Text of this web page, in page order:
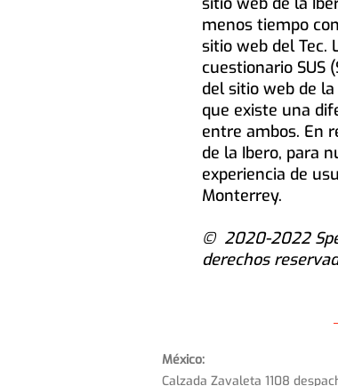
menos tiempo
sitio web del Tec.
cuestionario SUS
del sitio web de
que existe una
entre ambos. En
de la Ibero, para
experiencia de
Monterrey.
© ️ 2020-2022
derechos
México:
Calzada Zavaleta 1108